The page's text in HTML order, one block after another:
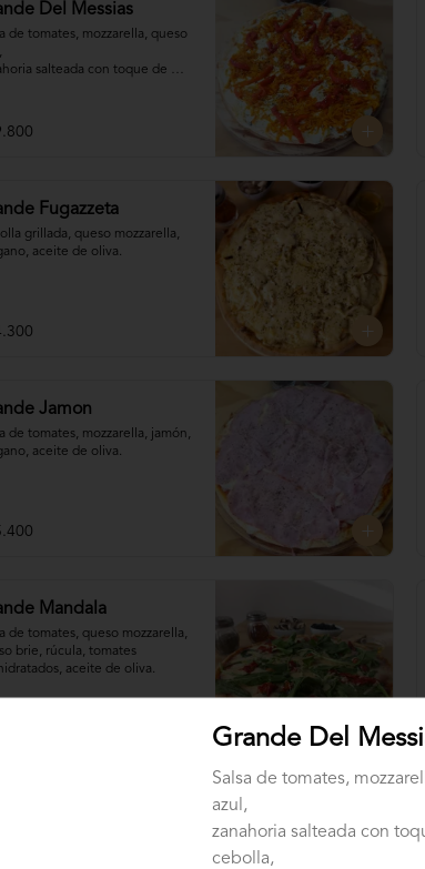
Del Messias
de tomates, mozzarella, queso
salteada con toque de
Fugazzeta
grillada, queso mozzarella,
aceite de oliva.
Jamon
de tomates, mozzarella, jamón,
aceite de oliva.
Mandala
de tomates, queso mozzarella,
brie, rúcula, tomates
aceite de oliva.
Grande Del
Salsa de tomates,
azul,
zanahoria salteada con
cebolla,